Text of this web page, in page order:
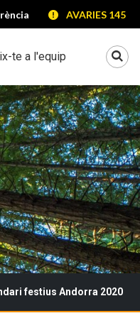
AVARIES 145
te a l'equip
festius Andorra 2020